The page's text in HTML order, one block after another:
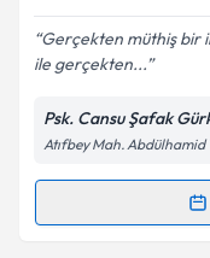
Gerçekten müthiş bir
ile gerçekten...
Psk. Cansu Şafak
Atıfbey Mah. Abdülhamid
Randevu